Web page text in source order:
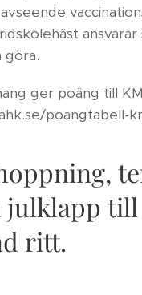
göra.
ger poäng till
poangtabell-
julklapp till
ritt.